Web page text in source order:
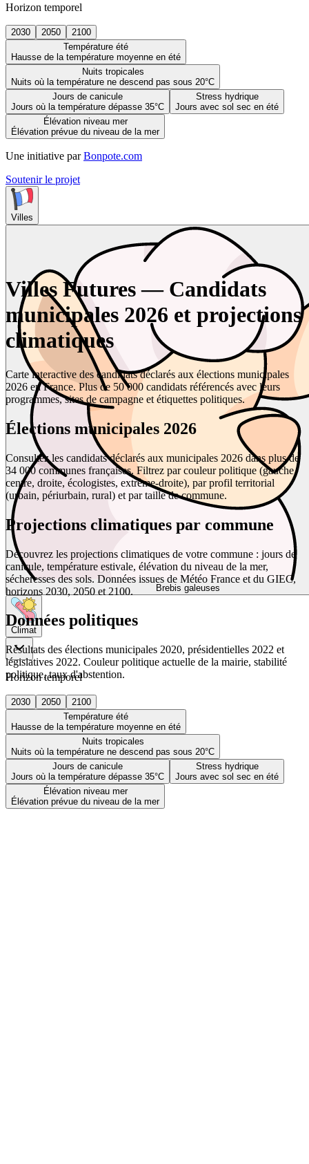
Horizon temporel
2030 2050
2100
Température été
Hausse de la température moyenne en été
Nuits tropicales
Nuits où la température ne descend pas sous 20°C
Jours de canicule
Jours où la température dépasse 35°C
Stress hydrique
Jours avec sol sec en été
Élévation niveau mer
Élévation prévue du niveau de la mer
Une initiative par Bonpote.com
Soutenir le projet
Villes
Brebis galeuses
Climat
Horizon temporel
2030 2050
2100
Température été
Hausse de la température moyenne en été
Nuits tropicales
Nuits où la température ne descend pas sous 20°C
Jours de canicule
Jours où la température dépasse 35°C
Stress hydrique
Jours avec sol sec en été
Élévation niveau mer
Élévation prévue du niveau de la mer
Villes Futures — Candidats
municipales 2026 et projections
climatiques
Carte interactive des candidats déclarés aux élections municipales
2026 en France. Plus de 50 000 candidats référencés avec leurs
programmes, sites de campagne et étiquettes politiques.
Élections municipales 2026
Consultez les candidats déclarés aux municipales 2026 dans plus de
34 000 communes françaises. Filtrez par couleur politique (gauche,
centre, droite, écologistes, extrême-droite), par profil territorial
(urbain, périurbain, rural) et par taille de commune.
Projections climatiques par commune
Découvrez les projections climatiques de votre commune : jours de
canicule, température estivale, élévation du niveau de la mer,
sécheresses des sols. Données issues de Météo France et du GIEC,
horizons 2030, 2050 et 2100.
Données politiques
Résultats des élections municipales 2020, présidentielles 2022 et
législatives 2022. Couleur politique actuelle de la mairie, stabilité
politique, taux d'abstention.